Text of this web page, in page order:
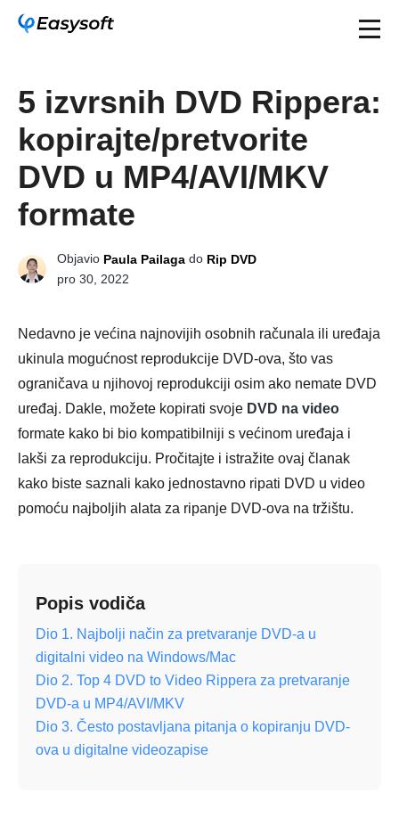
5 izvrsnih DVD Rippera:
kopirajte/pretvorite
DVD u MP4/AVI/MKV
formate
Objavio Paula Pailaga do Rip DVD
pro 30, 2022
Nedavno je većina najnovijih osobnih računala ili uređaja
ukinula mogućnost reprodukcije DVD-ova, što vas
ograničava u njihovoj reprodukciji osim ako nemate DVD
uređaj. Dakle, možete kopirati svoje DVD na video
formate kako bi bio kompatibilniji s većinom uređaja i
lakši za reprodukciju. Pročitajte i istražite ovaj članak
kako biste saznali kako jednostavno ripati DVD u video
pomoću najboljih alata za ripanje DVD-ova na tržištu.
Popis vodiča
Dio 1. Najbolji način za pretvaranje DVD-a u
digitalni video na Windows/Mac
Dio 2. Top 4 DVD to Video Rippera za pretvaranje
DVD-a u MP4/AVI/MKV
Dio 3. Često postavljana pitanja o kopiranju DVD-
ova u digitalne videozapise